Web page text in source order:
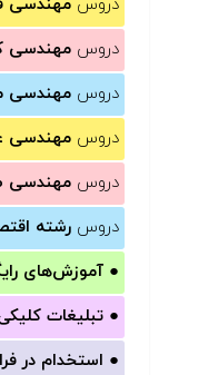
دروس مهندسی
دروس مهندسی
دروس مهندسی
دروس مهندسی
دروس مهندسی
دروس رشته
● آموزش‌های
● تبلیغات
● استخدام در